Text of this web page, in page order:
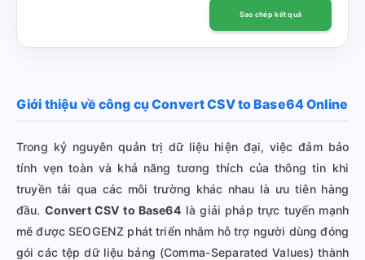
Sao chép kết quả
Giới thiệu về công cụ Convert CSV to Base64 Online
Trong kỷ nguyên quản trị dữ liệu hiện đại, việc đảm bảo
tính vẹn toàn và khả năng tương thích của thông tin khi
truyền tải qua các môi trường khác nhau là ưu tiên hàng
đầu. Convert CSV to Base64 là giải pháp trực tuyến mạnh
mẽ được SEOGENZ phát triển nhằm hỗ trợ người dùng đóng
gói các tệp dữ liệu bảng (Comma-Separated Values) thành